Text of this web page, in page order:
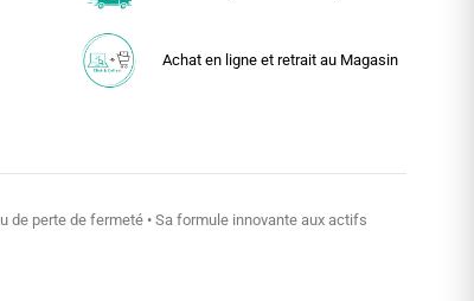
Achat en ligne et retrait au Magasin
de perte de fermeté • Sa formule innovante aux actifs